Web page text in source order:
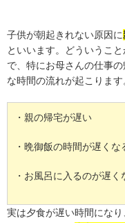
子供が朝起きれない原因に
といいます。どういうこ
で、特にお母さんの仕事
な時間の流れが起こります
・親の帰宅が遅い
・晩御飯の時間が遅くな
・お風呂に入るのが遅く
実は夕食が遅い時間にな